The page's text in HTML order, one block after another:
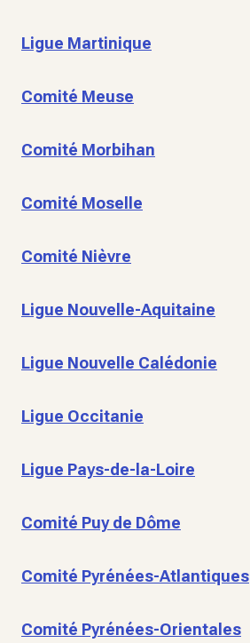
Ligue Martinique
Comité Meuse
Comité Morbihan
Comité Moselle
Comité Nièvre
Ligue Nouvelle-Aquitaine
Ligue Nouvelle Calédonie
Ligue Occitanie
Ligue Pays-de-la-Loire
Comité Puy de Dôme
Comité Pyrénées-Atlantiques
Comité Pyrénées-Orientales